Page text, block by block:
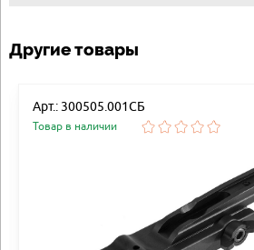
Другие товары
Арт.: 300505.001СБ
Товар в наличии